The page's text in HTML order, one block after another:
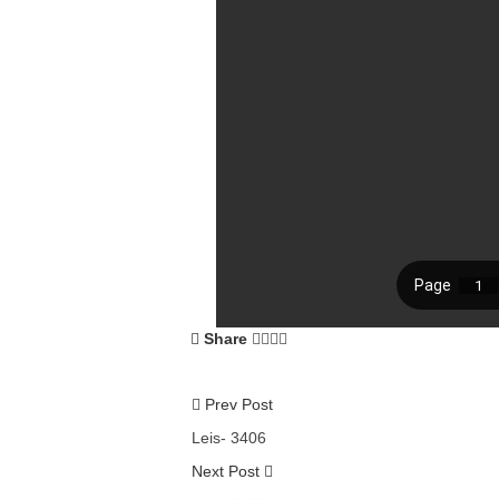
Share
Prev Post
Leis- 3406
Next Post